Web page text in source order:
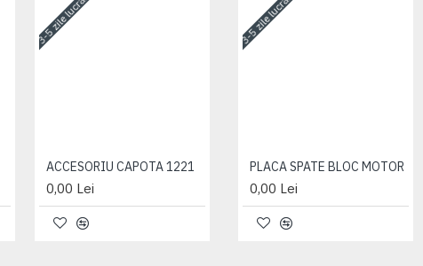
ACCESORIU CAPOTA 1221
0,00 Lei
ACCESORIU CAPOTA 1221
0,00 Lei
PLACA SPATE BLOC MOTOR
0,00 Lei